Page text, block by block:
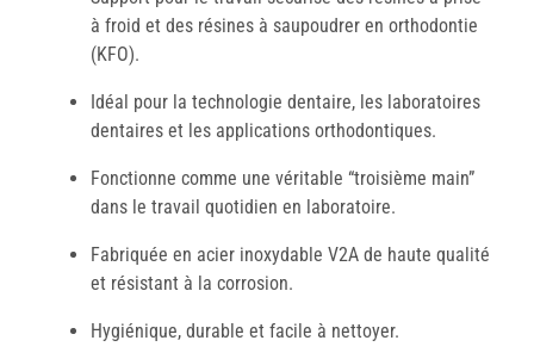
à froid et des résines à saupoudrer en orthodontie
(KFO).
Idéal pour la technologie dentaire, les laboratoires
dentaires et les applications orthodontiques.
Fonctionne comme une véritable “troisième main”
dans le travail quotidien en laboratoire.
Fabriquée en acier inoxydable V2A de haute qualité
et résistant à la corrosion.
Hygiénique, durable et facile à nettoyer.